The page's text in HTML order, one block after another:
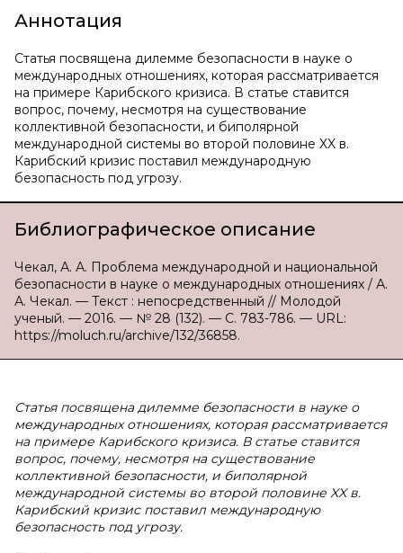
Аннотация
Статья посвящена дилемме безопасности в науке о
международных отношениях, которая рассматривается
на примере Карибского кризиса. В статье ставится
вопрос, почему, несмотря на существование
коллективной безопасности, и биполярной
международной системы во второй половине XX в.
Карибский кризис поставил международную
безопасность под угрозу.
Библиографическое описание
Чекал, А. А. Проблема международной и национальной
безопасности в науке о международных отношениях / А.
А. Чекал. — Текст : непосредственный // Молодой
ученый. — 2016. — № 28 (132). — С. 783-786. — URL:
https://moluch.ru/archive/132/36858.
Статья посвящена дилемме безопасности в науке о
международных отношениях, которая рассматривается
на примере Карибского кризиса. В статье ставится
вопрос, почему, несмотря на существование
коллективной безопасности, и биполярной
международной системы во второй половине XX в.
Карибский кризис поставил международную
безопасность под угрозу.